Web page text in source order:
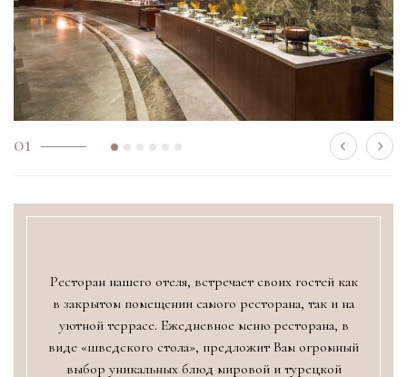
01
Ресторан нашего отеля, встречает своих гостей как
в закрытом помещении самого ресторана, так и на
уютной террасе. Ежедневное меню ресторана, в
виде «шведского стола», предложит Вам огромный
выбор уникальных блюд мировой и турецкой